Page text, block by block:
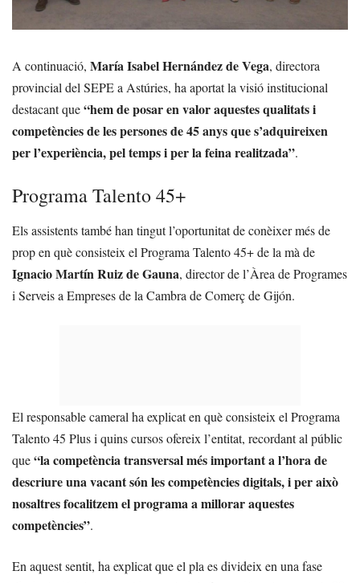
A continuació, María Isabel Hernández de Vega, directora
provincial del SEPE a Astúries, ha aportat la visió institucional
destacant que“hem de posar en valor aquestes qualitats i
competències de les persones de 45 anys que s’adquireixen
per l’experiència, pel temps i per la feina realitzada”.
Programa Talento 45+
Els assistents també han tingut l’oportunitat de conèixer més de
prop en què consisteix el Programa Talento 45+ de la mà de
Ignacio Martín Ruiz de Gauna, director de l’Àrea de Programes
i Serveis a Empreses de la Cambra de Comerç de Gijón.
El responsable cameral ha explicat en què consisteix el Programa
Talento 45 Plus i quins cursos ofereix l’entitat, recordant al públic
que“la competència transversal més important a l’hora de
descriure una vacant són les competències digitals, i per això
nosaltres focalitzem el programa a millorar aquestes
competències”.
En aquest sentit, ha explicat que el pla es divideix en una fase